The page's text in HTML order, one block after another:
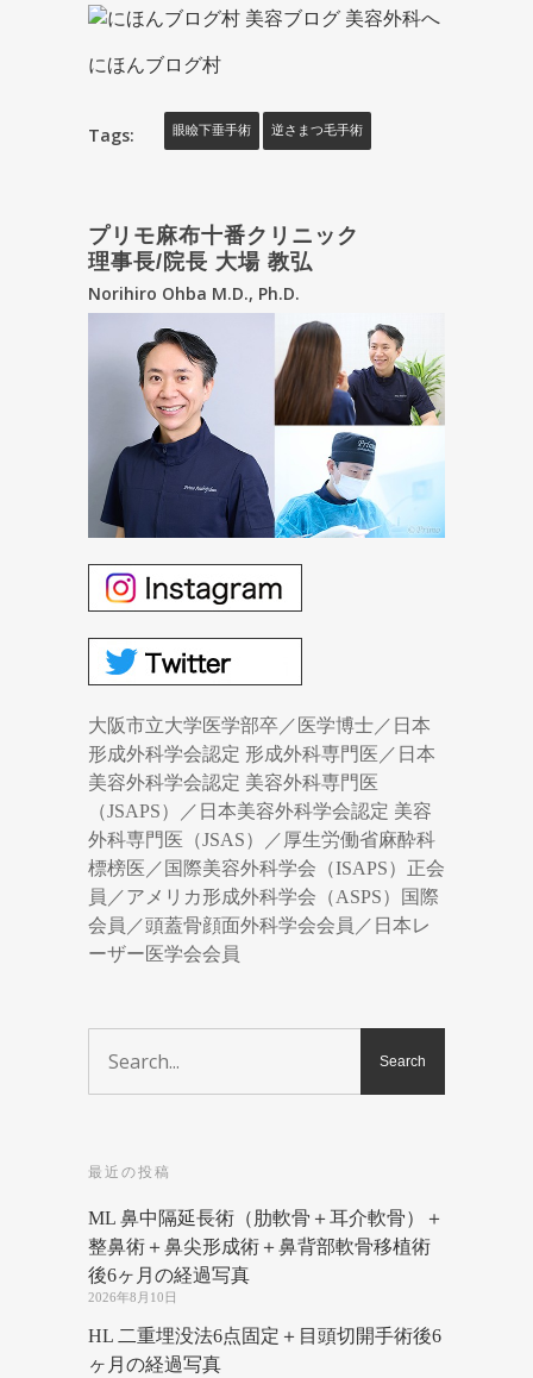
にほんブログ村
Tags: 眼瞼下垂手術 逆さまつ毛手術
プリモ麻布十番クリニック
理事長/院長 大場 教弘
Norihiro Ohba M.D., Ph.D.
大阪市立大学医学部卒／医学博士／日本
形成外科学会認定 形成外科専門医／日本
美容外科学会認定 美容外科専門医
（JSAPS）／日本美容外科学会認定 美容
外科専門医（JSAS）／厚生労働省麻酔科
標榜医／国際美容外科学会（ISAPS）正会
員／アメリカ形成外科学会（ASPS）国際
会員／頭蓋骨顔面外科学会会員／日本レ
ーザー医学会会員
最近の投稿
ML 鼻中隔延長術（肋軟骨＋耳介軟骨）＋
整鼻術＋鼻尖形成術＋鼻背部軟骨移植術
後6ヶ月の経過写真
2026年8月10日
HL 二重埋没法6点固定＋目頭切開手術後6
ヶ月の経過写真